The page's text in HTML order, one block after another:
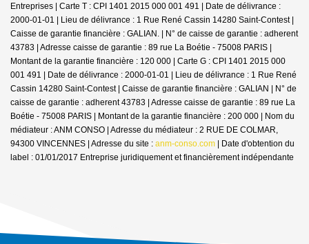
Entreprises | Carte T : CPI 1401 2015 000 001 491 | Date de délivrance :
2000-01-01 | Lieu de délivrance : 1 Rue René Cassin 14280 Saint-Contest |
Caisse de garantie financière : GALIAN. | N° de caisse de garantie : adherent
43783 | Adresse caisse de garantie : 89 rue La Boétie - 75008 PARIS |
Montant de la garantie financière : 120 000 | Carte G : CPI 1401 2015 000
001 491 | Date de délivrance : 2000-01-01 | Lieu de délivrance : 1 Rue René
Cassin 14280 Saint-Contest | Caisse de garantie financière : GALIAN | N° de
caisse de garantie : adherent 43783 | Adresse caisse de garantie : 89 rue La
Boétie - 75008 PARIS | Montant de la garantie financière : 200 000 | Nom du
médiateur : ANM CONSO | Adresse du médiateur : 2 RUE DE COLMAR,
94300 VINCENNES | Adresse du site : anm-conso.com | Date d'obtention du
label : 01/01/2017 Entreprise juridiquement et financièrement indépendante